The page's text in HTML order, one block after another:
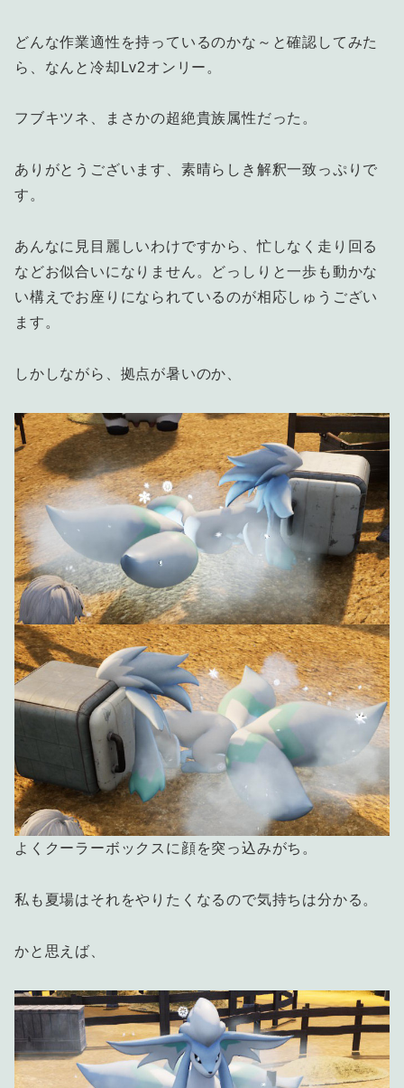
どんな作業適性を持っているのかな～と確認してみた
ら、なんと冷却Lv2オンリー。
フブキツネ、まさかの超絶貴族属性だった。
ありがとうございます、素晴らしき解釈一致っぷりで
す。
あんなに見目麗しいわけですから、忙しなく走り回る
などお似合いになりません。どっしりと一歩も動かな
い構えでお座りになられているのが相応しゅうござい
ます。
しかしながら、拠点が暑いのか、
よくクーラーボックスに顔を突っ込みがち。
私も夏場はそれをやりたくなるので気持ちは分かる。
かと思えば、